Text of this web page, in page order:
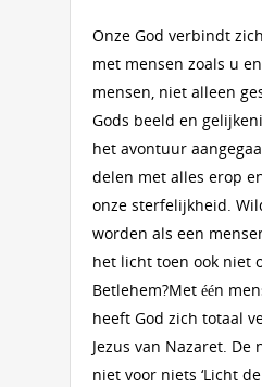
Onze God verbindt
met mensen zoals u
mensen, niet alleen
Gods beeld en
het avontuur
delen met alles erop
onze sterfelijkheid.
worden als een
het licht toen ook niet
Betlehem?Met één
heeft God zich totaal
Jezus van Nazaret. De
niet voor niets ‘Licht